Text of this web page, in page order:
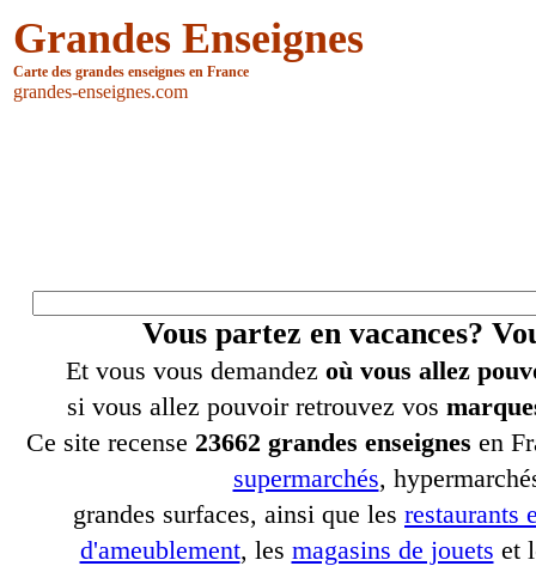
Grandes Enseignes
Carte des grandes enseignes en France
grandes-enseignes.com
Vous partez en vacances?
Et vous vous demandez où vous allez
si vous allez pouvoir retrouvez vos
Ce site recense 23662 grandes enseignes en
supermarchés,
grandes surfaces, ainsi que les restaurants
d'ameublement, les magasins de jouets et